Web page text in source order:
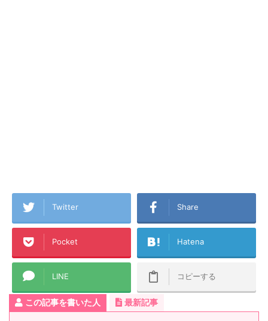
Twitter Share
Pocket Hatena
LINE コピーする
この記事を書いた人 最新記事